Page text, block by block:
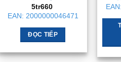
5tr660
EAN: 2000000046471
ĐỌC TIẾP
EAN: